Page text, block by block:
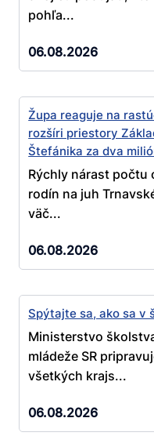
pohľa...
06.08.2026
Župa reaguje na
rozšíri priestory
Štefánika za dva
Rýchly nárast počtu
rodín na juh
väč...
06.08.2026
Spýtajte sa, ako sa v
Ministerstvo
mládeže SR
všetkých krajs...
06.08.2026